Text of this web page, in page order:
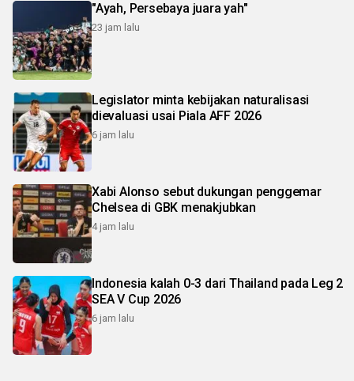
"Ayah, Persebaya juara yah"
23 jam lalu
Legislator minta kebijakan naturalisasi
dievaluasi usai Piala AFF 2026
6 jam lalu
Xabi Alonso sebut dukungan penggemar
Chelsea di GBK menakjubkan
4 jam lalu
Indonesia kalah 0-3 dari Thailand pada Leg 2
SEA V Cup 2026
6 jam lalu